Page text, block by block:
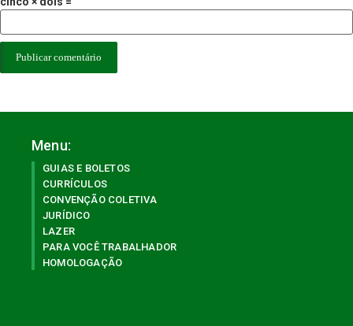
Menu:
GUIAS E BOLETOS
CURRÍCULOS
CONVENÇÃO COLETIVA
JURÍDICO
LAZER
PARA VOCÊ TRABALHADOR
HOMOLOGAÇÃO